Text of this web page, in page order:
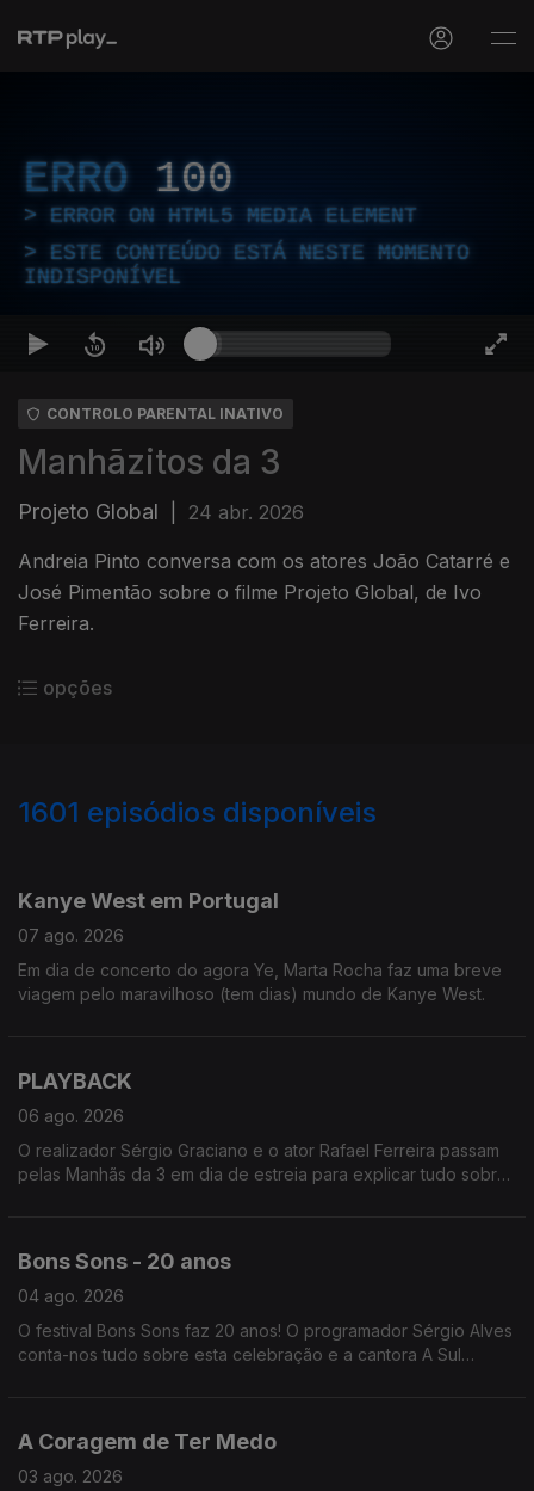
ERRO 100
ERROR ON HTML5 MEDIA ELEMENT
ESTE CONTEÚDO ESTÁ NESTE MOMENTO
INDISPONÍVEL
CONTROLO PARENTAL INATIVO
Manhãzitos da 3
Projeto Global 24 abr. 2026
Andreia Pinto conversa com os atores João Catarré e
José Pimentão sobre o filme Projeto Global, de Ivo
Ferreira.
opções
1601 episódios disponíveis
Kanye West em Portugal
07 ago. 2026
Em dia de concerto do agora Ye, Marta Rocha faz uma breve
viagem pelo maravilhoso (tem dias) mundo de Kanye West.
PLAYBACK
06 ago. 2026
O realizador Sérgio Graciano e o ator Rafael Ferreira passam
pelas Manhãs da 3 em dia de estreia para explicar tudo sobre
Bons Sons - 20 anos
04 ago. 2026
O festival Bons Sons faz 20 anos! O programador Sérgio Alves
conta-nos tudo sobre esta celebração e a cantora A Sul
A Coragem de Ter Medo
03 ago. 2026